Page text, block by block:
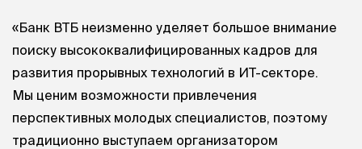
«Банк ВТБ неизменно уделяет большое внимание
поиску высококвалифицированных кадров для
развития прорывных технологий в ИТ-секторе.
Мы ценим возможности привлечения
перспективных молодых специалистов, поэтому
традиционно выступаем организатором